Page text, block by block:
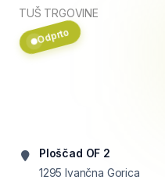
TUŠ TRGOVINE
Odprto
Ploščad OF 2
1295 Ivančna Gorica